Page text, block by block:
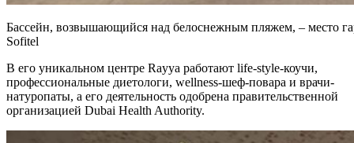
Бассейн, возвышающийся над белоснежным пляжем, – место
Sofitel
В его уникальном центре Rayya работают life-style-коучи,
профессиональные диетологи, wellness-шеф-повара и врачи-
натуропаты, а его деятельность одобрена правительственной
организацией Dubai Health Authority.